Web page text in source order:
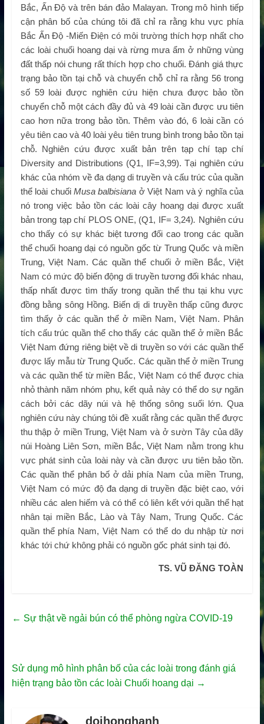
Bắc, Ấn Độ và trên bán đảo Malayan. Trong mô hình tiếp
cận phân bố của chúng tôi đã chỉ ra rằng khu vực phía
Bắc Ấn Độ -Miến Điện có môi trường thích hợp nhất cho
các loài chuối hoang dại và rừng mưa ẩm ở những vùng
đất thấp nói chung rất thích hợp cho chuối. Đánh giá thực
trạng bảo tồn tại chỗ và chuyển chỗ chỉ ra rằng 56 trong
số 59 loài được nghiên cứu hiện chưa được bảo tồn
chuyển chỗ một cách đầy đủ và 49 loài cần được ưu tiên
cao hơn nữa trong bảo tồn. Thêm vào đó, 6 loài cần có
yêu tiên cao và 40 loài yêu tiên trung bình trong bảo tồn tại
chỗ. Nghiên cứu được xuất bản trên tạp chí tạp chí
Diversity and Distributions (Q1, IF=3,99). Tại nghiên cứu
khác của nhóm về đa dạng di truyền và cấu trúc của quần
thể loài chuốiMusa balbisiana ở Việt Nam và ý nghĩa của
nó trong việc bảo tồn các loài cây hoang dại được xuất
bản trong tạp chí PLOS ONE, (Q1, IF= 3,24). Nghiên cứu
cho thấy có sự khác biệt tương đối cao trong các quần
thể chuối hoang dại có nguồn gốc từ Trung Quốc và miền
Trung, Việt Nam. Các quần thể chuối ở miền Bắc, Việt
Nam có mức độ biến động di truyền tương đối khác nhau,
thấp nhất được tìm thấy trong quần thể thu tại khu vực
đồng bằng sông Hồng. Biến dị di truyền thấp cũng được
tìm thấy ở các quần thể ở miền Nam, Việt Nam. Phân
tích cấu trúc quần thể cho thấy các quần thể ở miền Bắc
Việt Nam đứng riêng biệt về di truyền so với các quần thể
được lấy mẫu từ Trung Quốc. Các quần thể ở miền Trung
và các quần thể từ miền Bắc, Việt Nam có thể được chia
nhỏ thành năm nhóm phụ, kết quả này có thể do sự ngăn
cách bởi các dãy núi và hệ thống sông suối lớn. Qua
nghiên cứu này chúng tôi đề xuất rằng các quần thể được
thu thập ở miền Trung, Việt Nam và ở sườn Tây của dãy
núi Hoàng Liên Sơn, miền Bắc, Việt Nam nằm trong khu
vực phát sinh của loài này và cần được ưu tiên bảo tồn.
Các quần thể phân bố ở dải phía Nam của miền Trung,
Việt Nam có mức độ đa dạng di truyền đặc biệt cao, với
nhiều các alen hiếm và có thể có liên kết với quần thể hạt
nhân tại miền Bắc, Lào và Tây Nam, Trung Quốc. Các
quần thể phía Nam, Việt Nam có thể do du nhập từ nơi
khác tới chứ không phải có nguồn gốc phát sinh tại đó.
TS. VŨ ĐĂNG TOÀN
← Sự thật về ngải bún có thể phòng ngừa COVID-19
Sử dụng mô hình phân bố của các loài trong đánh giá
hiện trạng bảo tồn các loài Chuối hoang dại →
doihonghanh